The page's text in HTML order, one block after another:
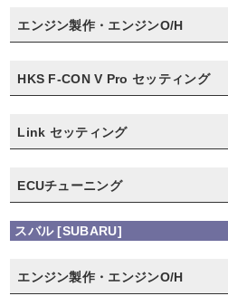
エンジン製作・エンジンO/H
HKS F-CON V Pro セッティング
Link セッティング
ECUチューニング
スバル [SUBARU]
エンジン製作・エンジンO/H